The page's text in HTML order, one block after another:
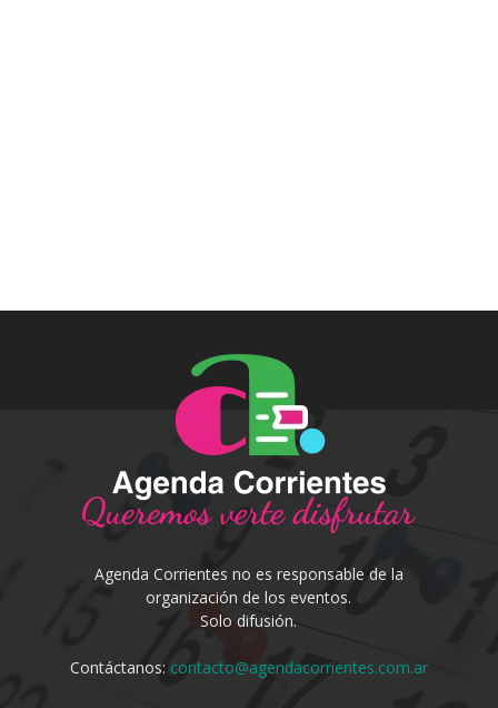
Agenda Corrientes no es responsable de la
organización de los eventos.
Solo difusión.
Contáctanos: contacto@agendacorrientes.com.ar